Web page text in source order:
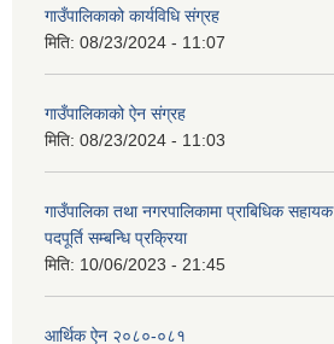
गाउँपालिकाको कार्यविधि संग्रह
मिति: 08/23/2024 - 11:07
गाउँपालिकाको ऐन संग्रह
मिति: 08/23/2024 - 11:03
गाउँपालिका तथा नगरपालिकामा प्राबिधिक सहायक
पदपूर्ति सम्बन्धि प्रक्रिया
मिति: 10/06/2023 - 21:45
आर्थिक ऐन २०८०-०८१